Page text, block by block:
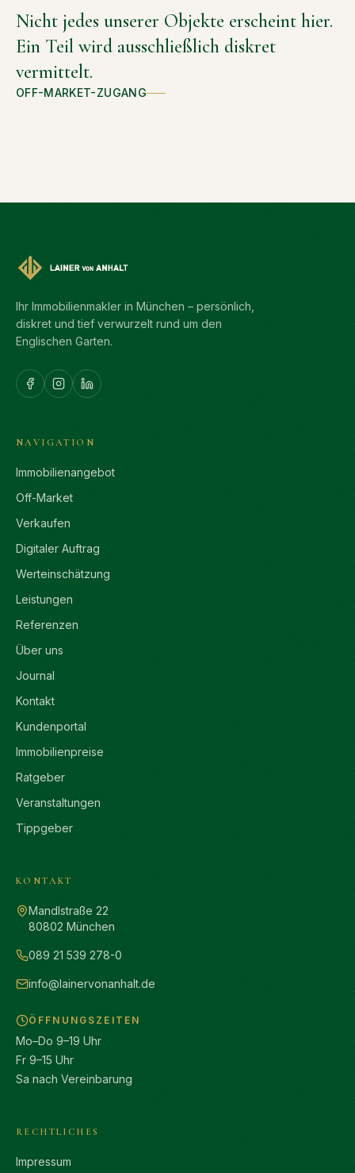
Nicht jedes unserer Objekte erscheint hier.
Ein Teil wird ausschließlich diskret
vermittelt.
OFF-MARKET-ZUGANG
Ihr Immobilienmakler in München – persönlich,
diskret und tief verwurzelt rund um den
Englischen Garten.
NAVIGATION
Immobilienangebot
Off-Market
Verkaufen
Digitaler Auftrag
Werteinschätzung
Leistungen
Referenzen
Über uns
Journal
Kontakt
Kundenportal
Immobilienpreise
Ratgeber
Veranstaltungen
Tippgeber
KONTAKT
Mandlstraße 22
80802 München
089 21 539 278-0
info@lainervonanhalt.de
ÖFFNUNGSZEITEN
Mo–Do 9–19 Uhr
Fr 9–15 Uhr
Sa nach Vereinbarung
RECHTLICHES
Impressum